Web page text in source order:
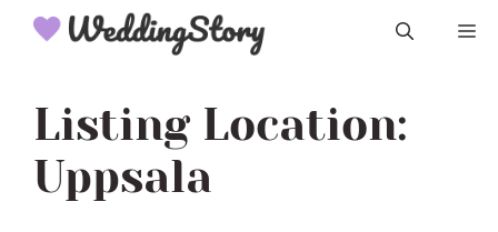
Hoppa
Listing Location:
Uppsala